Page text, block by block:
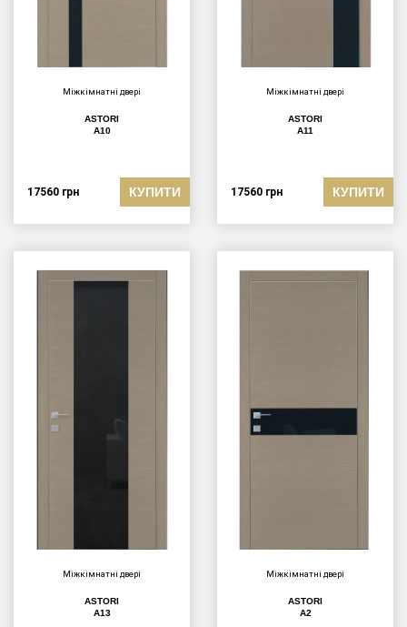
Міжкімнатні двері
ASTORI
A10
17560 грн КУПИТИ
Міжкімнатні двері
ASTORI
A11
17560 грн КУПИТИ
Міжкімнатні двері
ASTORI
A13
Міжкімнатні двері
ASTORI
A2